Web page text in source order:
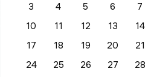
3
4 5 6 7
10
11 12 13 14
17
18 19 20 21
24
25 26 27 28